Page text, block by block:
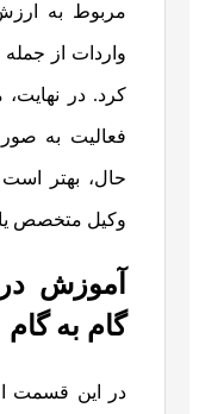
مربوط به
واردات از
کرد. در
فعالیت به
حال، بهتر
وکیل متخصص
آموزش
گام به گام
در این قسمت